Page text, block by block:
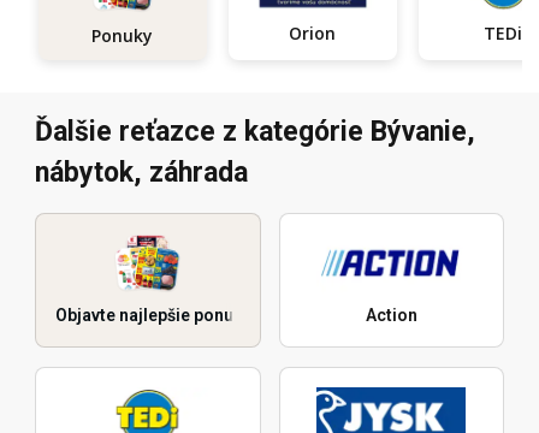
Ponuky Orion TEDi
Ďalšie reťazce z kategórie Bývanie,
nábytok, záhrada
Objavte najlepšie ponuky Action